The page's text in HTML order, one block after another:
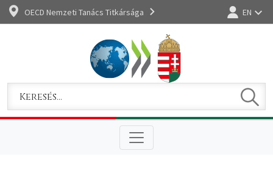
OECD Nemzeti Tanács Titkársága EN